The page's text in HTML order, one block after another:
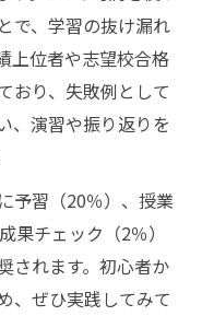
で、学習の抜け漏れ
上位者や志望校合格
おり、失敗例として
、演習や振り返りを
予習（20％）、授業
果チェック（2％）
されます。初心者か
、ぜひ実践してみて